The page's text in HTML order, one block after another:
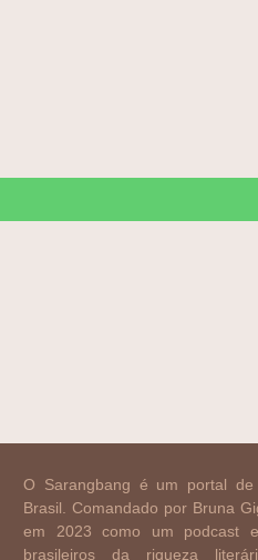
O Sarangbang é um portal
Brasil. Comandado por Bruna
em 2023 como um podcast
brasileiros da riqueza